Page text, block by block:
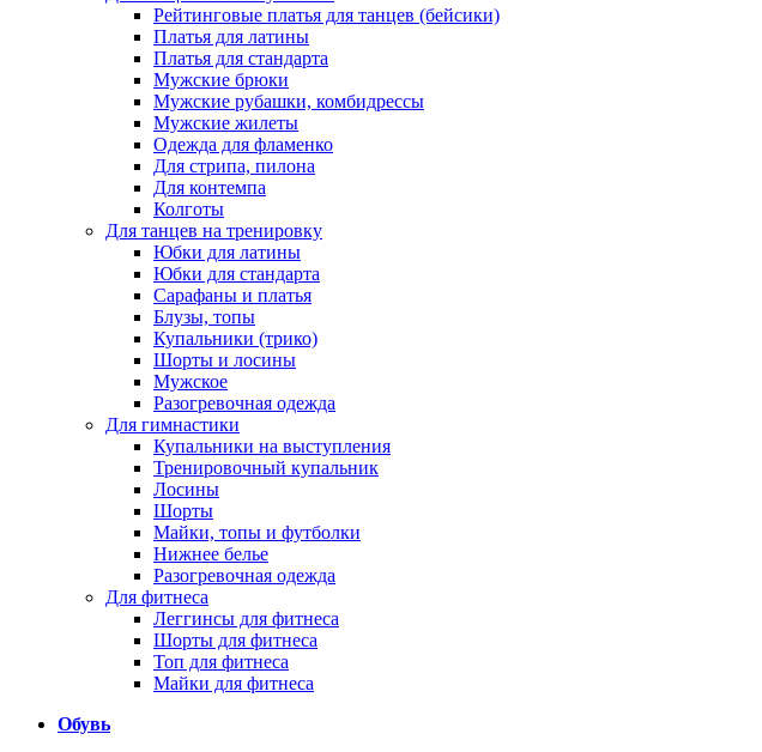
Рейтинговые платья для танцев (бейсики)
Платья для латины
Платья для стандарта
Мужские брюки
Мужские рубашки, комбидрессы
Мужские жилеты
Одежда для фламенко
Для стрипа, пилона
Для контемпа
Колготы
Для танцев на тренировку
Юбки для латины
Юбки для стандарта
Сарафаны и платья
Блузы, топы
Купальники (трико)
Шорты и лосины
Мужское
Разогревочная одежда
Для гимнастики
Купальники на выступления
Тренировочный купальник
Лосины
Шорты
Майки, топы и футболки
Нижнее белье
Разогревочная одежда
Для фитнеса
Леггинсы для фитнеса
Шорты для фитнеса
Топ для фитнеса
Майки для фитнеса
Обувь